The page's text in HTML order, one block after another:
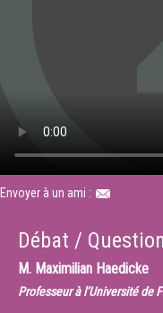
Envoyer à un ami :
Débat /
M. Maximilian Haedicke
Professeur à l’Université de